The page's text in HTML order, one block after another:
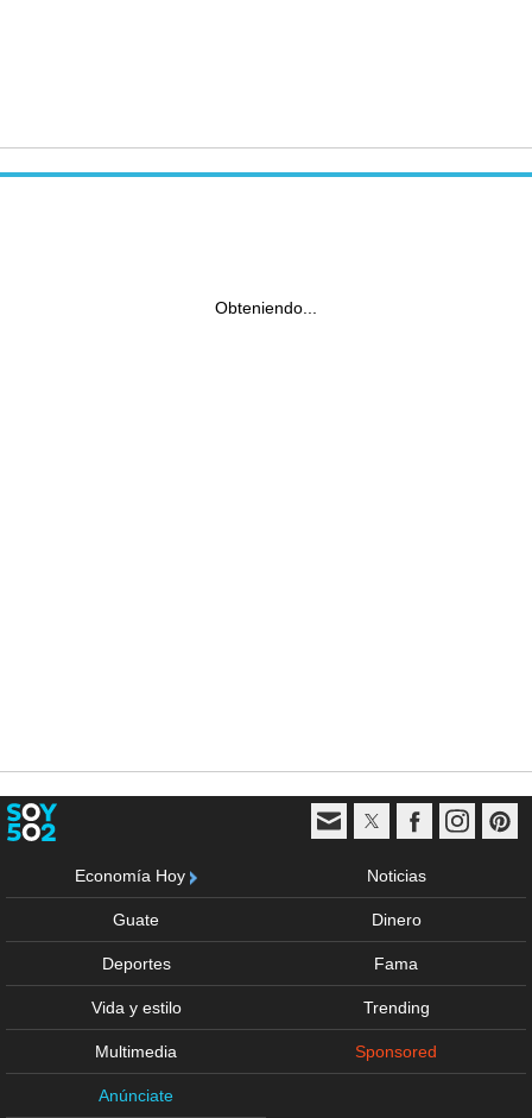
Obteniendo...
Economía Hoy Noticias
Guate Dinero
Deportes Fama
Vida y estilo Trending
Multimedia Sponsored
Anúnciate